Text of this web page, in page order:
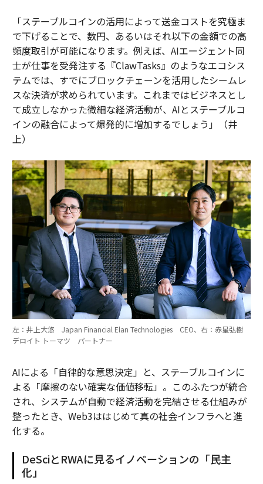
「ステーブルコインの活用によって送金コストを究極ま
で下げることで、数円、あるいはそれ以下の金額での高
頻度取引が可能になります。例えば、AIエージェント同
士が仕事を受発注する『ClawTasks』のようなエコシス
テムでは、すでにブロックチェーンを活用したシームレ
スな決済が求められています。これまではビジネスとし
て成立しなかった微細な経済活動が、AIとステーブルコ
インの融合によって爆発的に増加するでしょう」（井
上）
左：井上大悠 Japan Financial Elan Technologies CEO、右：赤星弘樹
デロイト トーマツ パートナー
AIによる「自律的な意思決定」と、ステーブルコインに
よる「摩擦のない確実な価値移転」。このふたつが統合
され、システムが自動で経済活動を完結させる仕組みが
整ったとき、Web3ははじめて真の社会インフラへと進
化する。
DeSciとRWAに見るイノベーションの「民主
化」